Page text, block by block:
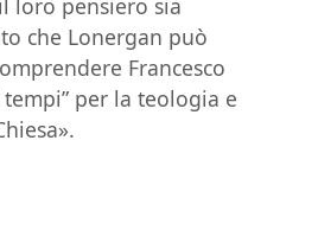
loro pensiero sia
che Lonergan può
Francesco
per la teologia e